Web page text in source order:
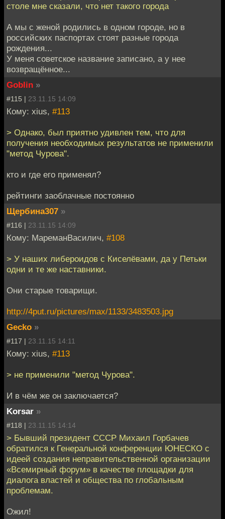
столе мне сказали, что нет такого города
А мы с женой родились в одном городе, но в
российских паспортах стоят разные города
рождения...
У меня советское название записано, а у нее
возвращённое...
Goblin »
#115 | 23.11.15 14:09
Кому: xius, #113
> Однако, был приятно удивлен тем, что для
получения необходимых результатов не применили
"метод Чурова".
кто и где его применял?
рейтинги заоблачные постоянно
Щербина307 »
#116 | 23.11.15 14:09
Кому: МареманВасилич, #108
> У наших либероидов с Киселёвами, да у Петьки
одни и те же наставники.
Они старые товарищи.
http://4put.ru/pictures/max/1133/3483503.jpg
Gecko »
#117 | 23.11.15 14:11
Кому: xius, #113
> не применили "метод Чурова".
И в чём же он заключается?
Korsar »
#118 | 23.11.15 14:14
> Бывший президент СССР Михаил Горбачев
обратился к Генеральной конференции ЮНЕСКО с
идеей создания неправительственной организации
«Всемирный форум» в качестве площадки для
диалога властей и общества по глобальным
проблемам.
Ожил!